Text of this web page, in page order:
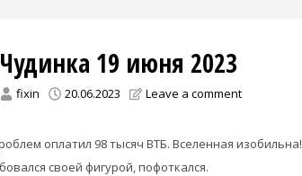
Чудинка 19 июня 2023
fixin 20.06.2023 Leave a comment
оплатил 98 тысяч ВТБ. Вселенная изобильна!
своей фигурой, пофоткался.